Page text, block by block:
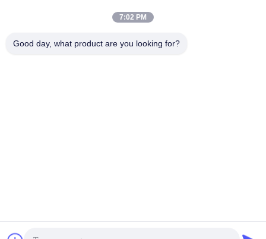
chenshasha1867@gmail.com
7:02 PM
Good day, what product are you looking for?